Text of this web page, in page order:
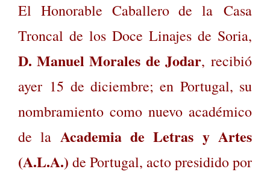
El Honorable Caballero de la Casa
Troncal de los Doce Linajes de Soria,
D. Manuel Morales de Jodar, recibió
ayer 15 de diciembre; en Portugal, su
nombramiento como nuevo académico
de la Academia de Letras y Artes
(A.L.A.) de Portugal, actopresidido por